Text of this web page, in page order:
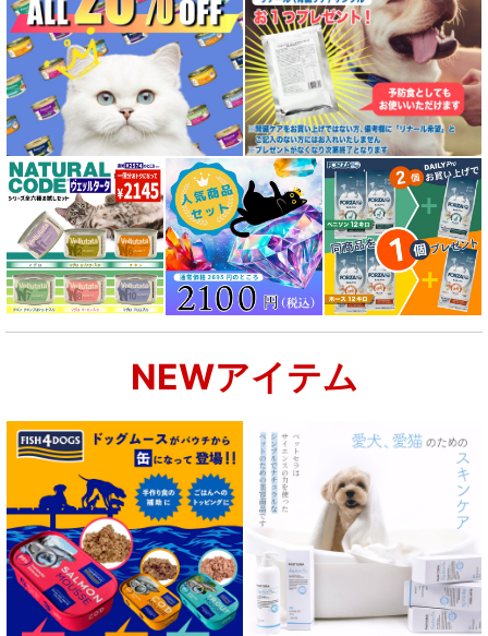
NEWアイテム